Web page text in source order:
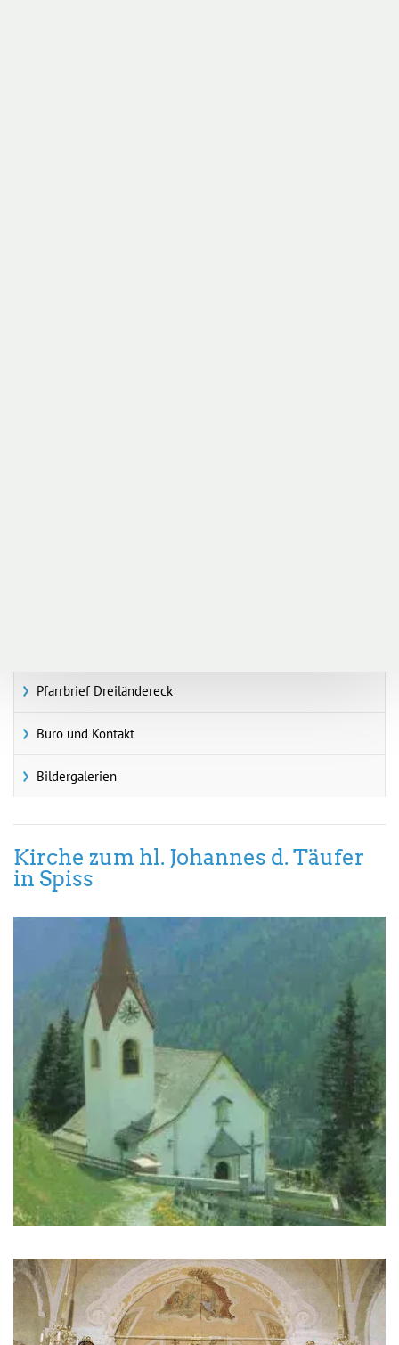
Pfarrbrief Dreiländereck
Büro und Kontakt
Bildergalerien
Kirche zum hl. Johannes d. Täufer
in Spiss